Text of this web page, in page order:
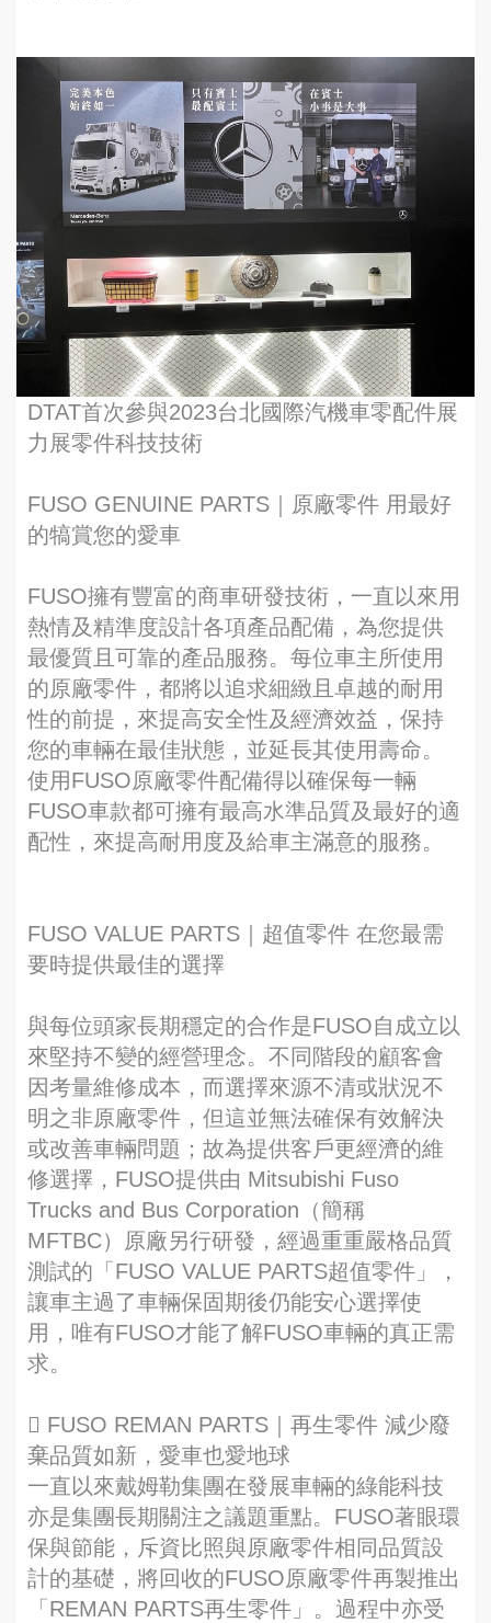
DTAT首次參與2023台北國際汽機車零配件展
力展零件科技技術
FUSO GENUINE PARTS｜原廠零件 用最好
的犒賞您的愛車
FUSO擁有豐富的商車研發技術，一直以來用
熱情及精準度設計各項產品配備，為您提供
最優質且可靠的產品服務。每位車主所使用
的原廠零件，都將以追求細緻且卓越的耐用
性的前提，來提高安全性及經濟效益，保持
您的車輛在最佳狀態，並延長其使用壽命。
使用FUSO原廠零件配備得以確保每一輛
FUSO車款都可擁有最高水準品質及最好的適
配性，來提高耐用度及給車主滿意的服務。
FUSO VALUE PARTS｜超值零件 在您最需
要時提供最佳的選擇
與每位頭家長期穩定的合作是FUSO自成立以
來堅持不變的經營理念。不同階段的顧客會
因考量維修成本，而選擇來源不清或狀況不
明之非原廠零件，但這並無法確保有效解決
或改善車輛問題；故為提供客戶更經濟的維
修選擇，FUSO提供由 Mitsubishi Fuso
Trucks and Bus Corporation（簡稱
MFTBC）原廠另行研發，經過重重嚴格品質
測試的「FUSO VALUE PARTS超值零件」，
讓車主過了車輛保固期後仍能安心選擇使
用，唯有FUSO才能了解FUSO車輛的真正需
求。
 FUSO REMAN PARTS｜再生零件 減少廢
棄品質如新，愛車也愛地球
一直以來戴姆勒集團在發展車輛的綠能科技
亦是集團長期關注之議題重點。FUSO著眼環
保與節能，斥資比照與原廠零件相同品質設
計的基礎，將回收的FUSO原廠零件再製推出
「REMAN PARTS再生零件」。過程中亦受